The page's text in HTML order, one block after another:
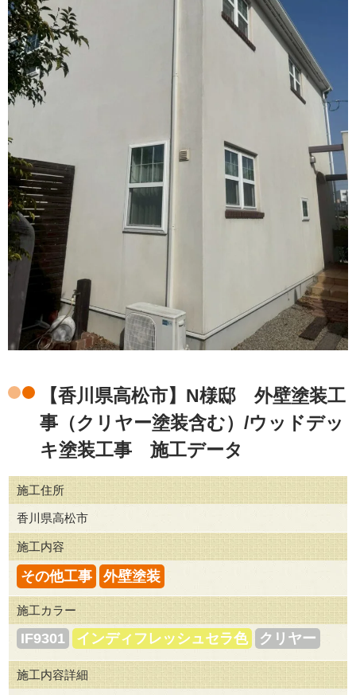
【香川県高松市】N様邸 外壁塗装工
事（クリヤー塗装含む）/ウッドデッ
キ塗装工事 施工データ
施工住所
香川県高松市
施工内容
その他工事 外壁塗装
施工カラー
IF9301 インディフレッシュセラ色 クリヤー
施工内容詳細